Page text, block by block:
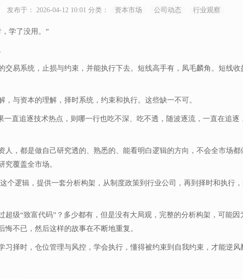
发布于： 2026-04-12 10:01 分类： 资本市场 公司动态 行业观察
学了没用。”
易系统，止损与约束，并能执行下去。短线高手有，凤毛麟角。短线
与资本的理解，择时系统，约束和执行。这些缺一不可。
直追逐技术热点，则哪一行也吃不深、吃不透，随波逐流，一直在追
人，都是做自己研究透的、熟悉的、能看明白逻辑的方向，不会全市场
覆盖全市场。
个逻辑，提供一套分析构架，从制度政策到行业公司，再到择时和执行
级“致富代码”？多少都有，但是没有大局观，完整的分析构架，可能
不已，然后这样的故事在不断地重复。
择时，仓位管理与风控，学会执行，懂得被约束到自我约束，才能逆风